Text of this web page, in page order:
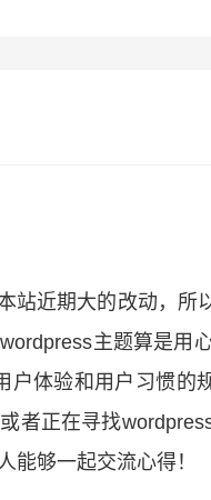
站近期大的改动，所
主题算是用
体验和用户习惯的
者正在寻找
能够一起交流心得！